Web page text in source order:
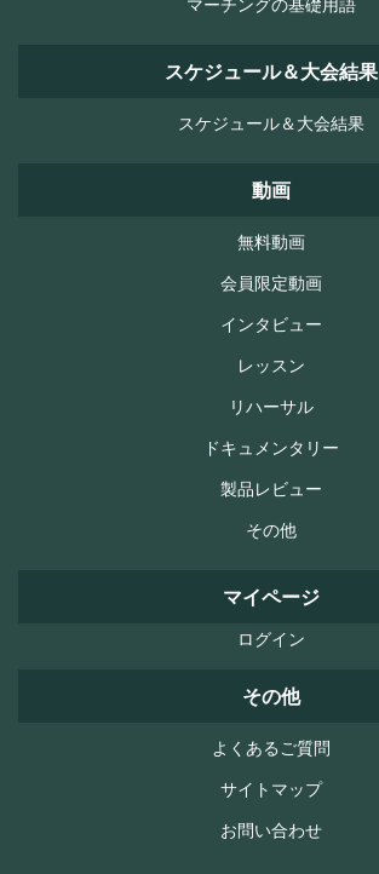
スケジュール＆大会結果
スケジュール＆大会結果
動画
無料動画
会員限定動画
インタビュー
レッスン
リハーサル
ドキュメンタリー
製品レビュー
その他
マイページ
ログイン
その他
よくあるご質問
サイトマップ
お問い合わせ